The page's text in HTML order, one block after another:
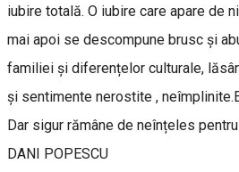
iubire totală. O iubire care apare de
mai apoi se descompune brusc și
familiei și diferențelor culturale,
și sentimente nerostite ,
Dar sigur rămâne de neînțeles
DANI POPESCU